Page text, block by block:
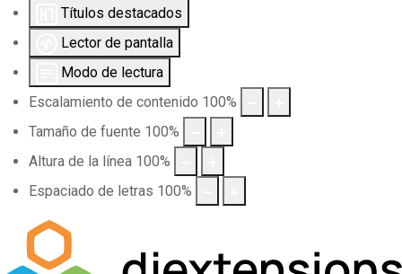
Títulos destacados
Lector de pantalla
Modo de lectura
Escalamiento de contenido 100%
Tamaño de fuente 100%
Altura de la línea 100%
Espaciado de letras 100%